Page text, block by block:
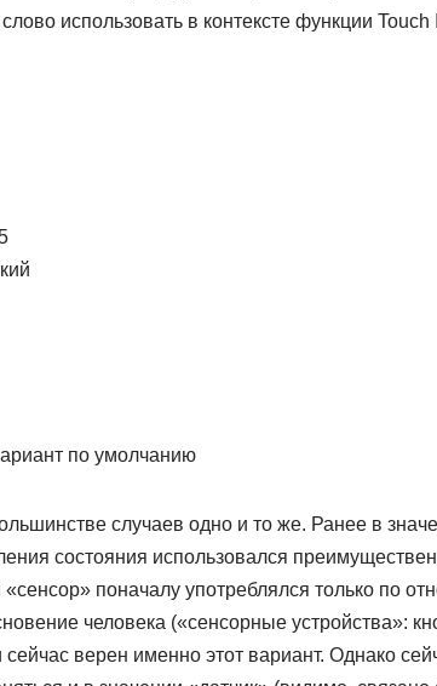
использовать в контексте функции
по умолчанию
случаев одно и то же. Ранее в
состояния использовался
поначалу употреблялся только по
человека («сенсорные устройства»:
верен именно этот вариант. Однако